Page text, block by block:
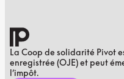
La Coop de solidarité Pivot
enregistrée (OJE) et peut
l’impôt.